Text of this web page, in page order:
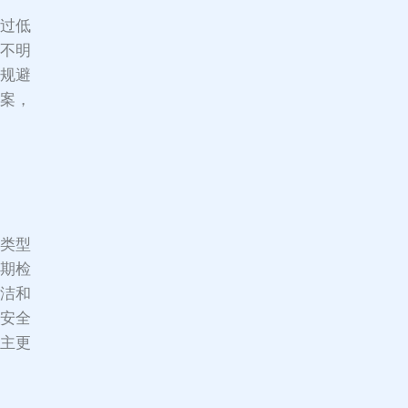
低
明
避
，
型
检
和
全
更